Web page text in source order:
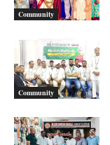
Community
Community